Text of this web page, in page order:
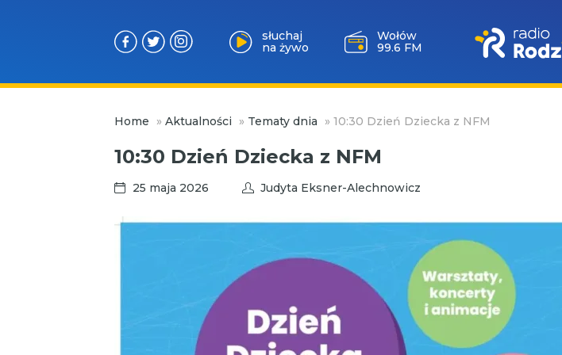
słuchaj
na żywo
Wołów
99.6 FM
Home » Aktualności » Tematy dnia » 10:30 Dzień Dziecka z NFM
10:30 Dzień Dziecka z NFM
25 maja 2026 Judyta Eksner-Alechnowicz